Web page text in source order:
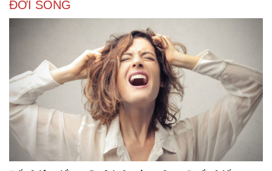
Doanh nghiệp
Thông tin doanh nghiệp
Doanh nghiệp 24h
Doanh nhân
Vì cộng đồng
Công nghệ
Sành điệu
Tin Công nghệ
Trải nghiệm
Chuyển đổi số
ĐỜI SỐNG